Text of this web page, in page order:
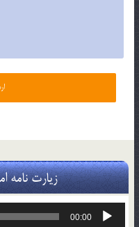
زیارت نامه
پخش‌کننده
00:00